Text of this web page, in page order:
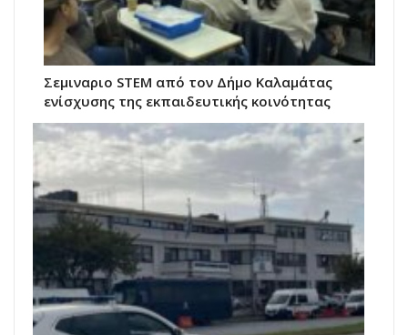
Σεμιναριο STEM από τον Δήμο Καλαμάτας
ενίσχυσης της εκπαιδευτικής κοινότητας